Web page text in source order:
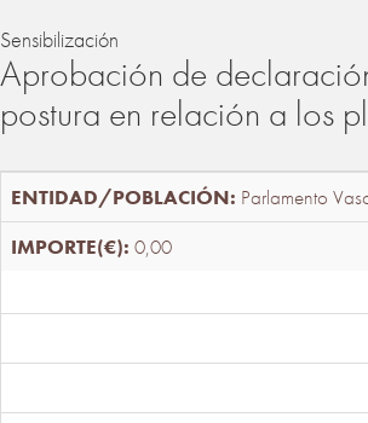
Sensibilización
Aprobación de
postura en relación a los
Parlamento
0,00